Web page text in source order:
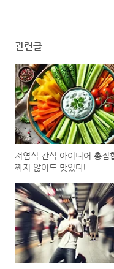
관련글
저염식 간식 아이디어 총집
짜지 않아도 맛있다!